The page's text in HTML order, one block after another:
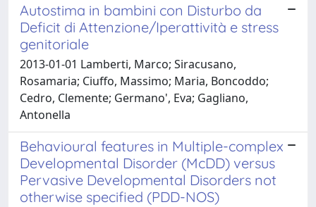
Autostima in bambini con Disturbo da
Deficit di Attenzione/Iperattività e stress
genitoriale
2013-01-01 Lamberti, Marco; Siracusano,
Rosamaria; Ciuffo, Massimo; Maria, Boncoddo;
Cedro, Clemente; Germano', Eva; Gagliano,
Antonella
Behavioural features in Multiple-complex
Developmental Disorder (McDD) versus
Pervasive Developmental Disorders not
otherwise specified (PDD-NOS)